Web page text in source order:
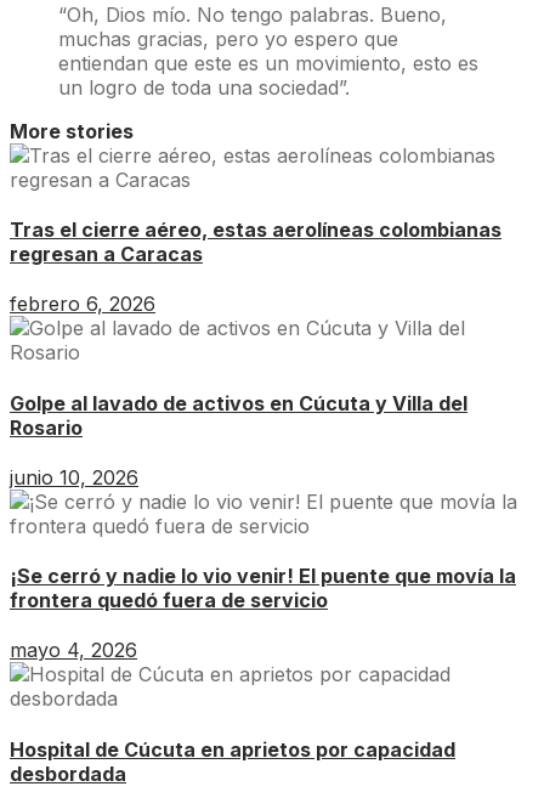
“Oh, Dios mío. No tengo palabras. Bueno,
muchas gracias, pero yo espero que
entiendan que este es un movimiento, esto es
un logro de toda una sociedad”.
More stories
Tras el cierre aéreo, estas aerolíneas colombianas
regresan a Caracas
febrero 6, 2026
Golpe al lavado de activos en Cúcuta y Villa del
Rosario
junio 10, 2026
¡Se cerró y nadie lo vio venir! El puente que movía la
frontera quedó fuera de servicio
mayo 4, 2026
Hospital de Cúcuta en aprietos por capacidad
desbordada